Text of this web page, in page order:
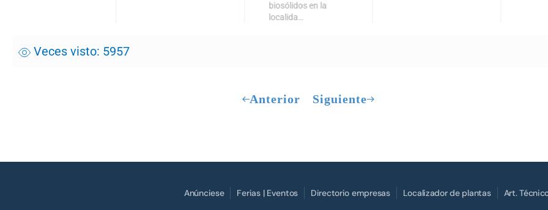
biosólidos en la
localida…
Veces visto: 5957
Anterior Siguiente
Anúnciese Ferias | Eventos Directorio empresas Localizador de plantas Art.